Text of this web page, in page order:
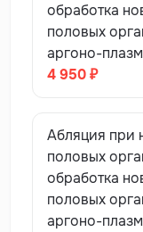
обработка
половых
аргоно-
4 950 ₽
Абляция при
половых
обработка
половых
аргоно-